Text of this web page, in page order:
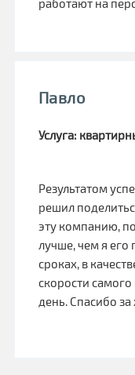
работают на
Павло
Услуга:
Результатом
решил
эту компанию,
лучше, чем я его
сроках, в
скорости
день. Спасибо